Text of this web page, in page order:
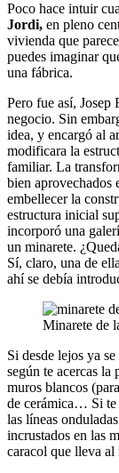
Poco hace intuir
Jordi, en pleno
vivienda que
puedes imaginar
una fábrica.
Pero fue así, Josep
negocio. Sin
idea, y encargó al
modificara la
familiar. La
bien aprovechados
embellecer la
estructura inicial
incorporó una
un minarete.
Sí, claro, una de
ahí se debía
Minarete de
Si desde lejos ya
según te acercas
muros blancos
de cerámica… Si te
las líneas
incrustados en las
caracol que lleva al